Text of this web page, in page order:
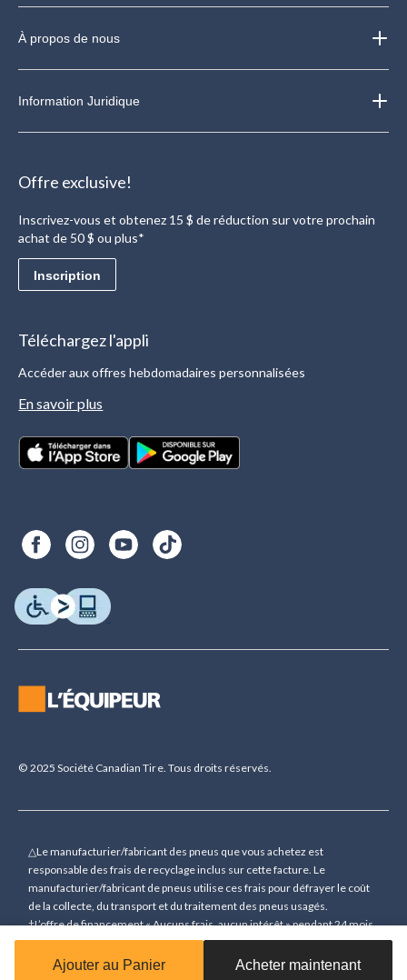
Ajouter au Panier Acheter maintenant
À propos de nous
Information Juridique
Offre exclusive!
Inscrivez-vous et obtenez 15 $ de réduction sur votre prochain
achat de 50 $ ou plus*
Inscription
Téléchargez l'appli
Accéder aux offres hebdomadaires personnalisées
En savoir plus
© 2025 Société Canadian Tire. Tous droits réservés.
△Le manufacturier/fabricant des pneus que vous achetez est
responsable des frais de recyclage inclus sur cette facture. Le
manufacturier/fabricant de pneus utilise ces frais pour défrayer le coût
de la collecte, du transport et du traitement des pneus usagés.
†L’offre de financement « Aucuns frais, aucun intérêt » pendant 24 mois
(sauf indication contraire) n’est accordée que sur demande sous
réserve d’une approbation de crédit préalable pour des achats de 150 $